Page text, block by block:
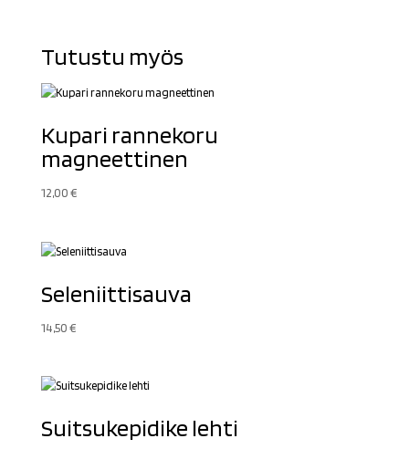
Tutustu myös
Kupari rannekoru
magneettinen
12,00€
Seleniittisauva
14,50€
Suitsukepidike lehti